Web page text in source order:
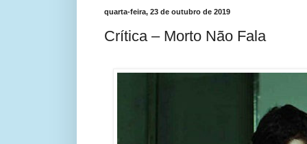
quarta-feira, 23 de outubro de 2019
Crítica – Morto Não Fala